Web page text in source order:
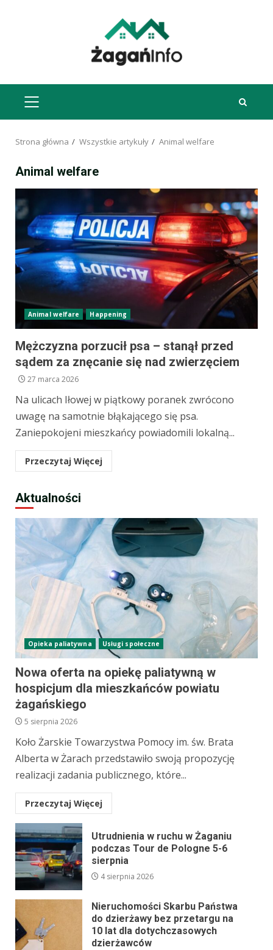
MENU
GŁÓWNE
Strona główna Wszystkie artykuły Animal welfare
Animal welfare
Animal welfare Happening
Mężczyzna porzucił psa – stanął przed
sądem za znęcanie się nad zwierzęciem
27 marca 2026
Na ulicach Iłowej w piątkowy poranek zwrócono
uwagę na samotnie błąkającego się psa.
Zaniepokojeni mieszkańcy powiadomili lokalną...
Przeczytaj Więcej
Aktualności
Opieka paliatywna Usługi społeczne
Nowa oferta na opiekę paliatywną w
hospicjum dla mieszkańców powiatu
żagańskiego
5 sierpnia 2026
Koło Żarskie Towarzystwa Pomocy im. św. Brata
Alberta w Żarach przedstawiło swoją propozycję
realizacji zadania publicznego, które...
Przeczytaj Więcej
Utrudnienia w ruchu w Żaganiu
podczas Tour de Pologne 5-6
sierpnia
4 sierpnia 2026
Nieruchomości Skarbu Państwa
do dzierżawy bez przetargu na
10 lat dla dotychczasowych
dzierżawców